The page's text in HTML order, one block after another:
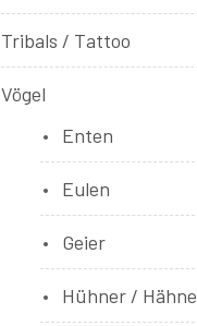
Tribals / Tattoo
Vögel
Enten
Eulen
Geier
Hühner / Hähne